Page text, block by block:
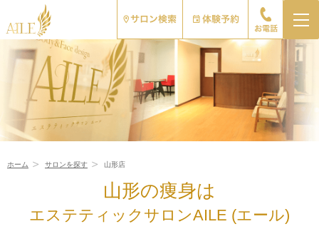
ホーム サロンを探す 山形店
山形の痩身は
エステティックサロンAILE (エール)